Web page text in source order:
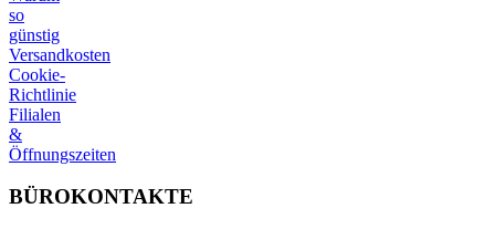
so
günstig
Versandkosten
Cookie-
Richtlinie
Filialen
&
Öffnungszeiten
BÜROKONTAKTE